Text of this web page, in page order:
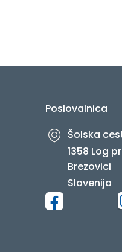
Poslovalnica
Šolska
1358 Log
Brezovici
Slovenija